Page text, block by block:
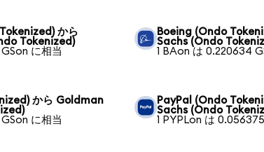
から
Tokenized)
に相当
Boeing (Ondo
Sachs (Ondo
1 BAon は 0.220634
から Goldman
に相当
PayPal (Ondo
Sachs (Ondo
1 PYPLon は